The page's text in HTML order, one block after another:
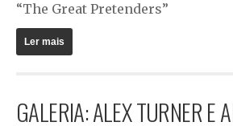
“The Great Pretenders”
Ler mais
GALERIA: ALEX TURNER E